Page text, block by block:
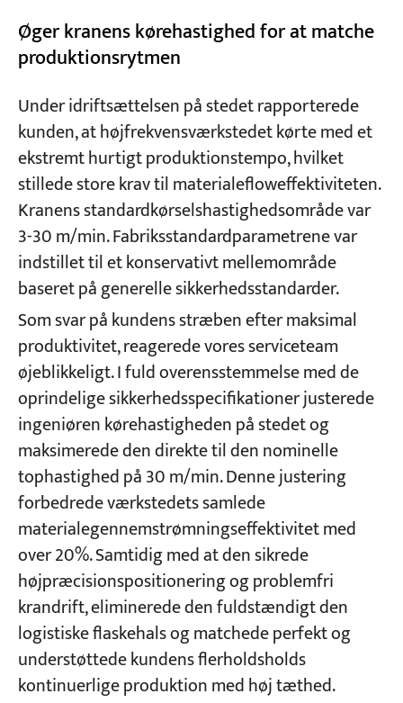
Øger kranens kørehastighed for at matche
produktionsrytmen
Under idriftsættelsen på stedet rapporterede
kunden, at højfrekvensværkstedet kørte med et
ekstremt hurtigt produktionstempo, hvilket
stillede store krav til materialefloweffektiviteten.
Kranens standardkørselshastighedsområde var
3-30 m/min. Fabriksstandardparametrene var
indstillet til et konservativt mellemområde
baseret på generelle sikkerhedsstandarder.
Som svar på kundens stræben efter maksimal
produktivitet, reagerede vores serviceteam
øjeblikkeligt. I fuld overensstemmelse med de
oprindelige sikkerhedsspecifikationer justerede
ingeniøren kørehastigheden på stedet og
maksimerede den direkte til den nominelle
tophastighed på 30 m/min. Denne justering
forbedrede værkstedets samlede
materialegennemstrømningseffektivitet med
over 20%. Samtidig med at den sikrede
højpræcisionspositionering og problemfri
krandrift, eliminerede den fuldstændigt den
logistiske flaskehals og matchede perfekt og
understøttede kundens flerholdsholds
kontinuerlige produktion med høj tæthed.